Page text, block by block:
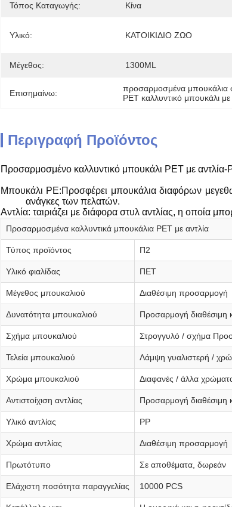
Τόπος Καταγωγής: Κίνα
Υλικό: ΚΑΤΟΙΚΙΔΙΟ ΖΩΟ
Μέγεθος: 1300ML
Επισημαίνω: προσαρμοσμένα μπουκάλια
PET καλλυντικό μπουκάλι
Περιγραφή Προϊόντος
Προσαρμοσμένο καλλυντικό μπουκάλι PET με αντλία-
Μπουκάλι PE:Προσφέρει μπουκάλια διαφόρων
ανάγκες των πελατών.
Αντλία: ταιριάζει με διάφορα στυλ αντλίας, η οποία
Προσαρμοσμένα καλλυντικά μπουκάλια PET με αντλία
Τύπος προϊόντος Π2
Υλικό φιαλίδας ΠΕΤ
Μέγεθος μπουκαλιού Διαθέσιμη προσαρμογή
Δυνατότητα μπουκαλιού Προσαρμογή διαθέσιμη
Σχήμα μπουκαλιού Στρογγυλό / σχήμα
Τελεία μπουκαλιού Λάμψη γυαλιστερή /
Χρώμα μπουκαλιού Διαφανές / άλλα
Αντιστοίχιση αντλίας Προσαρμογή διαθέσιμη
Υλικό αντλίας PP
Χρώμα αντλίας Διαθέσιμη προσαρμογή
Πρωτότυπο Σε αποθέματα, δωρεάν
Ελάχιστη ποσότητα παραγγελίας 10000 PCS